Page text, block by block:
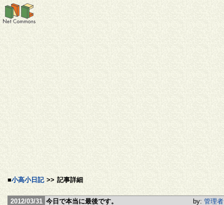
■小高小日記 >> 記事詳細
2012/03/31 今日で本当に最後です。 by: 管理者